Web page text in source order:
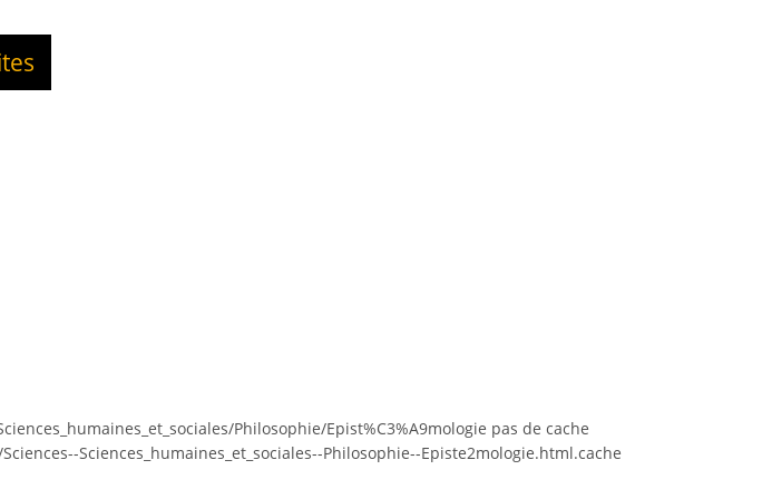
Philosophie/Epist%C3%A9mologie pas de cache
Sciences_humaines_et_sociales--Philosophie--Episte2mologie.html.cache